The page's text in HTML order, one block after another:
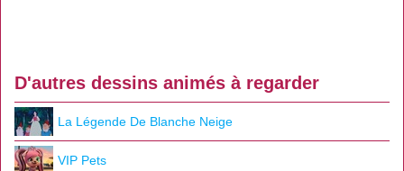
D'autres dessins animés à regarder
La Légende De Blanche Neige
VIP Pets